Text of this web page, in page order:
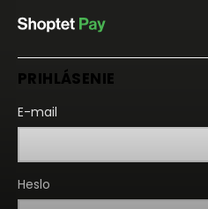
PRIHLÁSENIE
E-mail
Heslo